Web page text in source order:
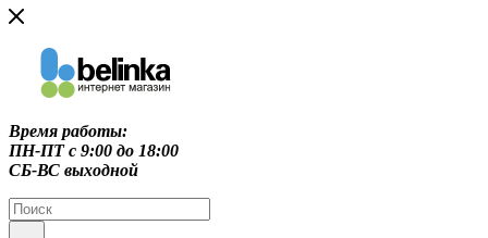
Время работы:
ПН-ПТ c 9:00 до 18:00
СБ-ВС выходной